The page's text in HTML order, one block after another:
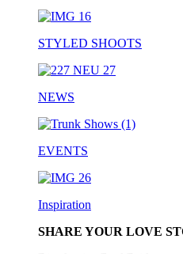
STYLED SHOOTS
NEWS
EVENTS
Inspiration
SHARE YOUR LOVE